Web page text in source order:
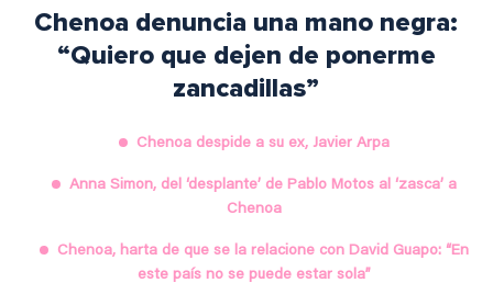
Chenoa denuncia una mano negra:
“Quiero que dejen de ponerme
zancadillas”
Chenoa despide a su ex, Javier Arpa
Anna Simon, del ‘desplante’ de Pablo Motos al ‘zasca’ a
Chenoa
Chenoa, harta de que se la relacione con David Guapo: “En
este país no se puede estar sola”